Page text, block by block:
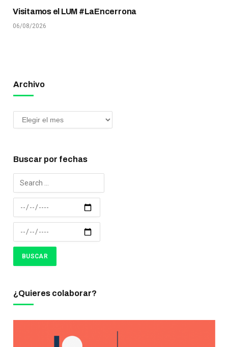
Visitamos el LUM #LaEncerrona
06/08/2026
Archivo
Buscar por fechas
¿Quieres colaborar?